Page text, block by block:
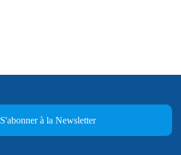
S'abonner à la Newsletter